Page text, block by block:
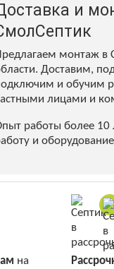
и
монтаж в
Доставим,
и обучим
лицами и
работы более 10
и
на